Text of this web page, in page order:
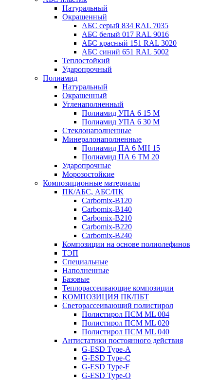
Натуральный
Окрашенный
АБС серый 834 RAL 7035
АБС белый 017 RAL 9016
АБС красный 151 RAL 3020
АБС синий 651 RAL 5002
Теплостойкий
Ударопрочный
Полиамид
Натуральный
Окрашенный
Угленаполненный
Полиамид УПА 6 15 М
Полиамид УПА 6 30 М
Стеклонаполненные
Минералонаполненные
Полиамид ПА 6 МН 15
Полиамид ПА 6 ТМ 20
Ударопрочные
Морозостойкие
Композиционные материалы
ПК/АБС, АБС/ПК
Carbomix-В120
Carbomix-В140
Carbomix-В210
Carbomix-В220
Carbomix-В240
Композиции на основе полиолефинов
ТЭП
Специальные
Наполненные
Базовые
Теплорассеивающие композиции
КОМПОЗИЦИЯ ПК/ПБТ
Светорассеивающий полистирол
Полистирол ПСМ ML 004
Полистирол ПСМ ML 020
Полистирол ПСМ ML 040
Антистатики постоянного действия
G-ESD Type-A
G-ESD Type-C
G-ESD Type-F
G-ESD Type-O